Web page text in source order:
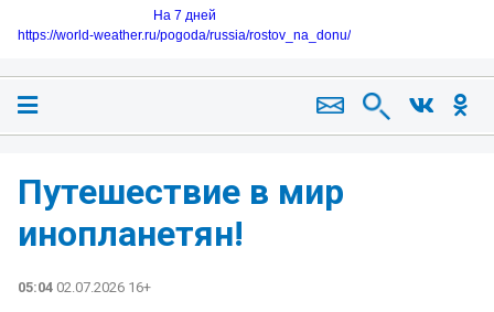
На 7 дней
https://world-weather.ru/pogoda/russia/rostov_na_donu/
Путешествие в мир
инопланетян!
05:04 02.07.2026 16+